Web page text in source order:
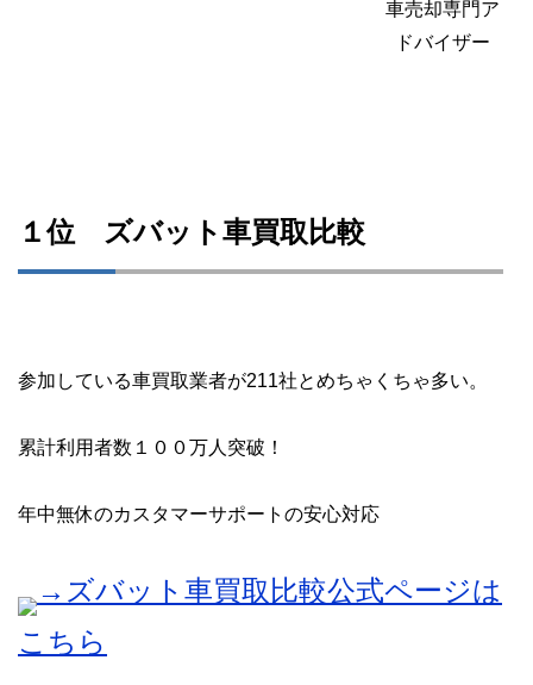
車売却専門ア
ドバイザー
１位 ズバット車買取比較
参加している車買取業者が211社とめちゃくちゃ多い。
累計利用者数１００万人突破！
年中無休のカスタマーサポートの安心対応
→ズバット車買取比較公式ページは
こちら